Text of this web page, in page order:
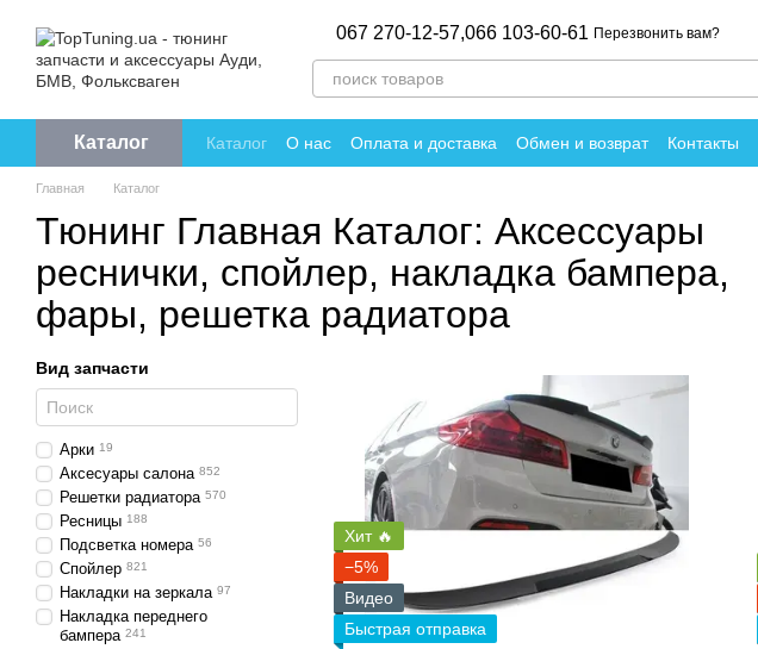
067 270-12-57,066 103-60-61 Перезвонить вам?
Каталог Каталог О нас Оплата и доставка Обмен и возврат Контакты
Политика конфиденциальности
Отзывы о магазине
Главная Каталог
Тюнинг Главная Каталог: Аксессуары
реснички, спойлер, накладка бампера,
фары, решетка радиатора
Хит 🔥
−5%
Видео
Быстрая отправка
Вид запчасти
Арки 19
Аксесуары салона 852
Решетки радиатора 570
Ресницы 188
Подсветка номера 56
Спойлер 821
Накладки на зеркала 97
Накладка переднего
бампера 241